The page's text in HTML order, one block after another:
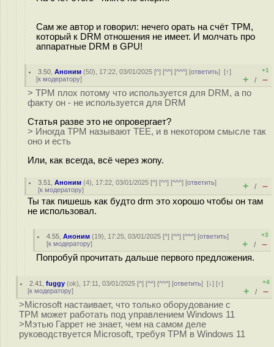
Сам же автор и говорил: нечего орать на счёт ТРМ,
который к DRM отношения не имеет. И молчать про
аппаратные DRM в GPU!
3.50 ,Аноним (50), 17:22, 03/01/2025 [^] [^^] [^^^] [ответить][↑]
[к модератору]
+1
+ / –
> TPM плох потому что используется для DRM, а по
факту он - не используется для DRM
Статья разве это не опровергает?
> Иногда TPM называют TEE, и в некотором смысле так
оно и есть
Или, как всегда, всё через жony.
3.51 ,Аноним (4), 17:22, 03/01/2025 [^] [^^] [^^^] [ответить]
[к модератору] + / –
Ты так пишешь как будто drm это хорошо чтобы он там
не использовал.
4.55 ,Аноним (19), 17:25, 03/01/2025 [^] [^^] [^^^] [ответить]
[к модератору]
+3
+ / –
Попробуй прочитать дальше первого предложения.
2.41 ,fuggy (ok), 17:11, 03/01/2025 [^] [^^] [^^^] [ответить][↓] [↑]
[к модератору]
+4
+ / –
>Microsoft настаивает, что только оборудование с
TPM может работать под управлением Windows 11
>Мэтью Гаррет не знает, чем на самом деле
руководствуется Microsoft, требуя TPM в Windows 11